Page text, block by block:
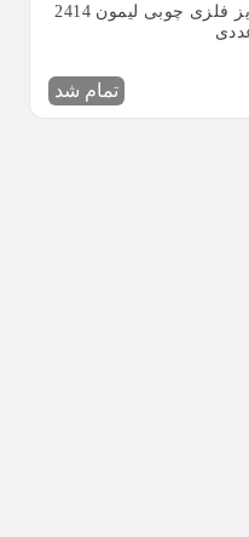
رخت آویز فلزی چوبی لیمون 2414
تمام شد